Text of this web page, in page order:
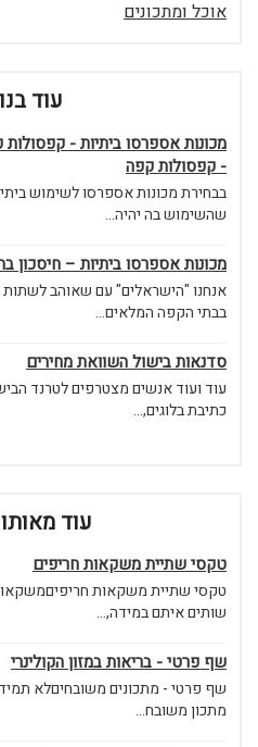
אוכל ומתכונים
עוד
מכונות אספרסו ביתיות -
- קפסולות קפה
בבחירת מכונות אספרסו לשימוש
שהשימוש בה יהיה...
מכונות אספרסו ביתיות – חיסכון
אנחנו "הישראלים" עם שאוהב
בבתי הקפה המלאים...
סדנאות בישול השוואת מחירים
עוד ועוד אנשים מצטרפים לטרנד
כתיבת בלוגים,...
עוד
טקסי שתיית משקאות חריפים
טקסי שתיית משקאות
שותים איתם במידה,...
שף פרטי - בריאות במזון הקולינרי
שף פרטי - מתכונים משובחיםלא
מתכון משובח...